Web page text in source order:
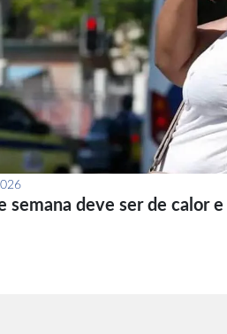
semana deve ser de calor